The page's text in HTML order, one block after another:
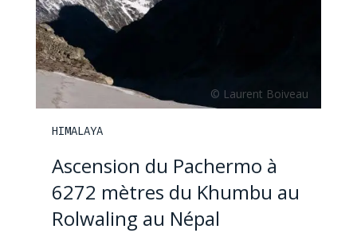
HIMALAYA
Ascension du Pachermo à
6272 mètres du Khumbu au
Rolwaling au Népal